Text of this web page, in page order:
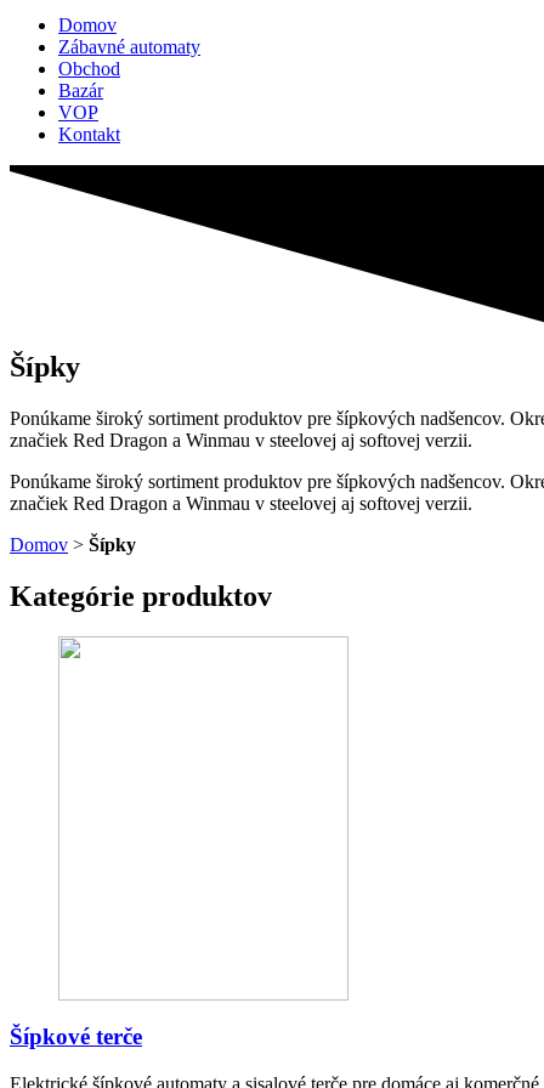
Domov
Zábavné automaty
Obchod
Bazár
VOP
Kontakt
Šípky
Ponúkame široký sortiment produktov pre šípkových nadšencov.
značiek Red Dragon a Winmau v steelovej aj softovej verzii.
Ponúkame široký sortiment produktov pre šípkových nadšencov.
značiek Red Dragon a Winmau v steelovej aj softovej verzii.
Domov > Šípky
Kategórie produktov
Šípkové terče
Elektrické šípkové automaty a sisalové terče pre domáce aj